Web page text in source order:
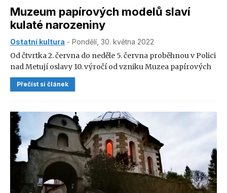
Muzeum papírových modelů slaví
kulaté narozeniny
Ostatní kultura - Pondělí, 30. května 2022
Od čtvrtka 2. června do neděle 5. června proběhnou v Polici
nad Metují oslavy 10. výročí od vzniku Muzea papírových
modelů.
Přečíst si článek